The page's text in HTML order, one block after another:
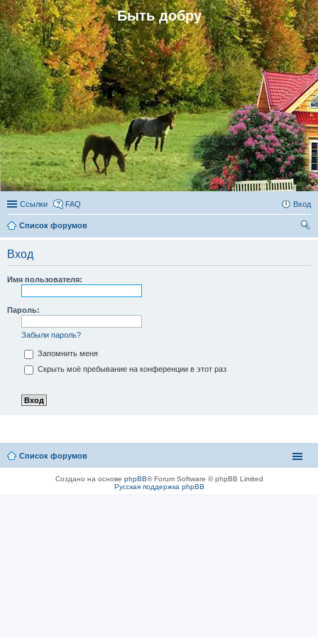
Быть добру
Ссылки FAQ Вход
Список форумов
Вход
Имя пользователя:
Пароль:
Забыли пароль?
Запомнить меня
Скрыть моё пребывание на конференции в этот раз
Список форумов
Создано на основе phpBB® Forum Software © phpBB Limited
Русская поддержка phpBB